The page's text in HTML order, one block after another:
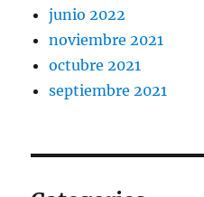
junio 2022
noviembre 2021
octubre 2021
septiembre 2021